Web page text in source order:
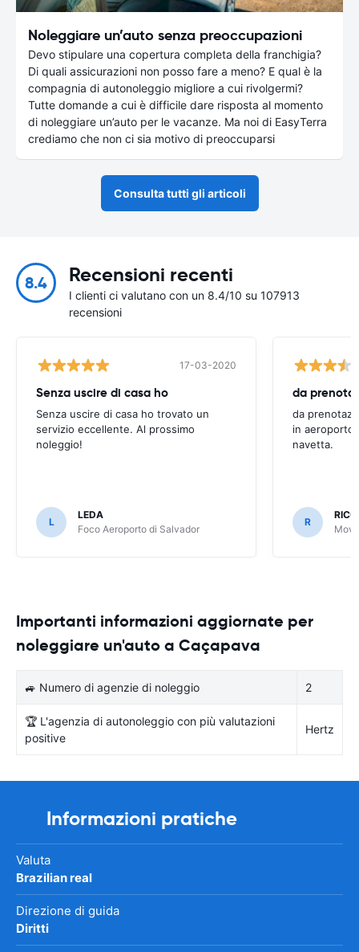
Noleggiare un’auto senza preoccupazioni
Devo stipulare una copertura completa della franchigia?
Di quali assicurazioni non posso fare a meno? E qual è la
compagnia di autonoleggio migliore a cui rivolgermi?
Tutte domande a cui è difficile dare risposta al momento
di noleggiare un’auto per le vacanze. Ma noi di EasyTerra
crediamo che non ci sia motivo di preoccuparsi
Consulta tutti gli articoli
8.4 Recensioni recenti
I clienti ci valutano con un 8.4/10 su 107913
recensioni
17-03-2020
Senza uscire di casa ho
Senza uscire di casa ho trovato un
servizio eccellente. Al prossimo
noleggio!
L
LEDA
Foco Aeroporto di Salvador
da
in aeroporto
navetta.
R
Importanti informazioni aggiornate per
noleggiare un'auto a Caçapava
🚙 Numero di agenzie di noleggio 2
🏆 L'agenzia di autonoleggio con più valutazioni
positive
Hertz
Informazioni pratiche
Valuta
Brazilian real
Direzione di guida
Diritti